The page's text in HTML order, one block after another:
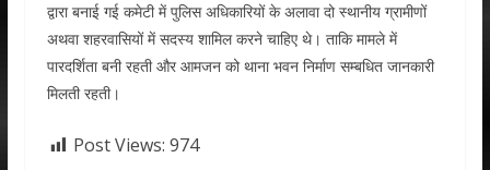
द्वारा बनाई गई कमेटी में पुलिस अधिकारियों के अलावा दो स्थानीय ग्रामीणों
अथवा शहरवासियों में सदस्य शामिल करने चाहिए थे। ताकि मामले में
पारदर्शिता बनी रहती और आमजन को थाना भवन निर्माण सम्बधित जानकारी
मिलती रहती।
Post Views: 974